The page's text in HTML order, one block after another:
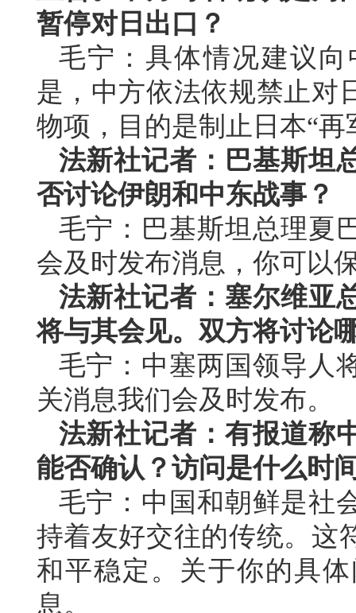
暂停对日出口？
毛宁：具体情况建议
是，中方依法依规禁止对
物项，目的是制止日本“
法新社记者：巴基斯坦
否讨论伊朗和中东战事？
毛宁：巴基斯坦总理夏
会及时发布消息，你可以
法新社记者：塞尔维亚
将与其会见。双方将讨论
毛宁：中塞两国领导人
关消息我们会及时发布。
法新社记者：有报道称
能否确认？访问是什么时
毛宁：中国和朝鲜是社
持着友好交往的传统。这
和平稳定。关于你的具
息。